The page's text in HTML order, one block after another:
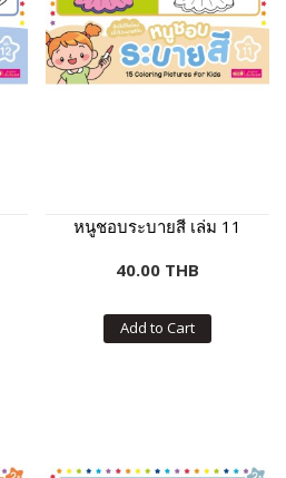
หนูชอบระบายสี เล่ม 11
40.00 THB
Add to Cart